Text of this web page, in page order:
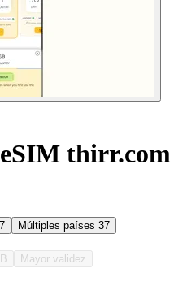
thirr.com
7 Múltiples países 37
Mayor validez